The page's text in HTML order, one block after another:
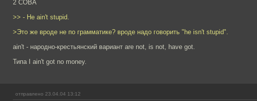
2 COBA
>> - He ain't stupid.
>Это же вроде не по грамматике? вроде надо говорить "he isn't stupid".
ain't - народно-крестьянский вариант are not, is not, have got.
Типа I ain't got no money.
отправлено 23.04.04 13:12